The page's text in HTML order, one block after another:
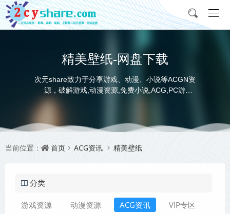
精美壁纸-网盘下载
次元share致力于分享游戏、动漫、小说等ACGN资
源，破解游戏,动漫资源,免费小说,ACG,PC游
戏,switch游戏,金手指，动画电影,动画片,全本小说,
并提供网盘下载
当前位置： 首页 ACG资讯 精美壁纸
分类
游戏资源 动漫资源 ACG资讯
VIP专区